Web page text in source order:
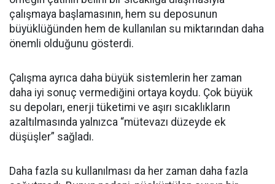
çalışmaya başlamasının, hem su deposunun
büyüklüğünden hem de kullanılan su miktarından daha
önemli olduğunu gösterdi.
Çalışma ayrıca daha büyük sistemlerin her zaman
daha iyi sonuç vermediğini ortaya koydu. Çok büyük
su depoları, enerji tüketimi ve aşırı sıcaklıkların
azaltılmasında yalnızca “mütevazı düzeyde ek
düşüşler” sağladı.
Daha fazla su kullanılması da her zaman daha fazla